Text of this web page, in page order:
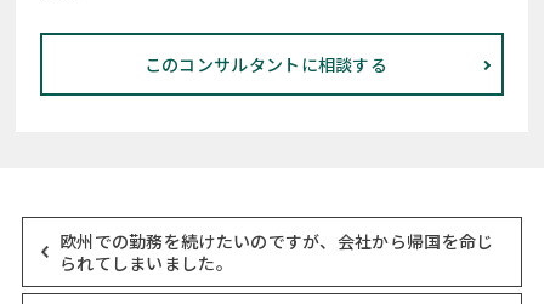
このコンサルタントに相談する
欧州での勤務を続けたいのですが、会社から帰国を命じ
られてしまいました。